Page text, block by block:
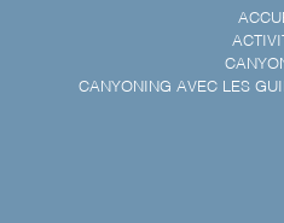
CANYONING AVEC LES